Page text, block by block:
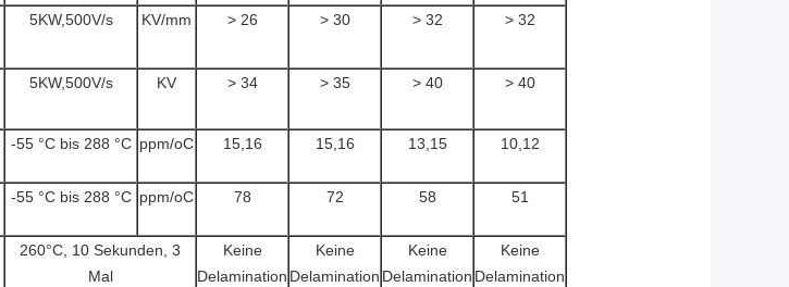
5KW,500V/s KV/mm > 26 > 30 > 32 > 32
5KW,500V/s KV > 34 > 35 > 40 > 40
-55 °C bis 288 °C ppm/oC 15,16 15,16 13,15 10,12
-55 °C bis 288 °C ppm/oC 78 72 58 51
260°C, 10 Sekunden, 3
Mal
Keine
Delamination
Keine
Delamination
Keine
Delamination
Keine
Delamination